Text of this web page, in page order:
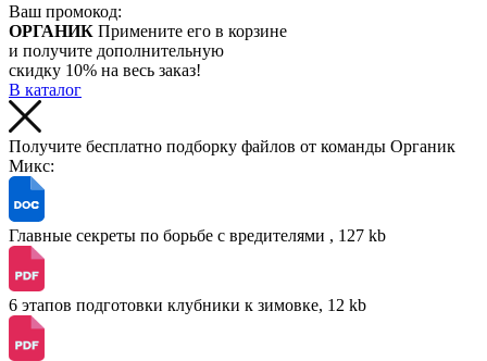
Ваш промокод:
ОРГАНИК Примените его в корзине
и получите дополнительную
скидку 10% на весь заказ!
В каталог
Получите бесплатно подборку файлов от команды Органик
Микс:
Главные секреты по борьбе с вредителями , 127 kb
6 этапов подготовки клубники к зимовке, 12 kb